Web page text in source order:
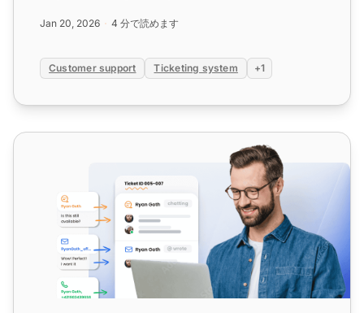
化を使用します。...
Jan 20, 2026 4 分で読めます
Customer support Ticketing system +1
チケッティングシステムの機能